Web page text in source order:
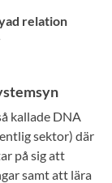
relation
kallade DNA
sektor) där
på sig att
samt att lära